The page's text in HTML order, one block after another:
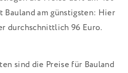
Bauland am günstigsten: Hier
durchschnittlich 96 Euro.
sind die Preise für Bauland